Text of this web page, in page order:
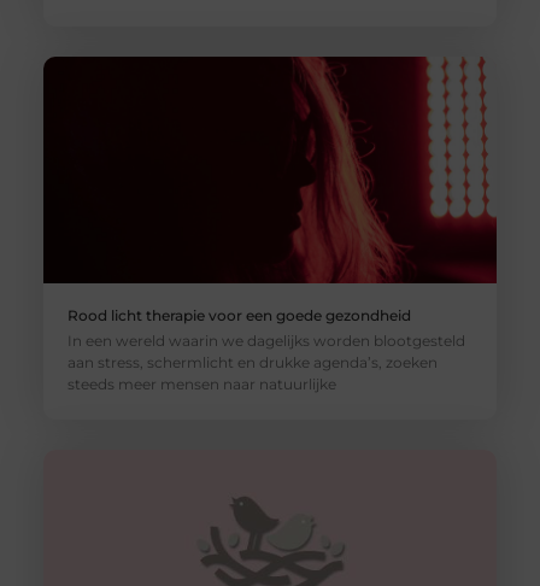
Rood licht therapie voor een goede gezondheid
In een wereld waarin we dagelijks worden blootgesteld
aan stress, schermlicht en drukke agenda’s, zoeken
steeds meer mensen naar natuurlijke